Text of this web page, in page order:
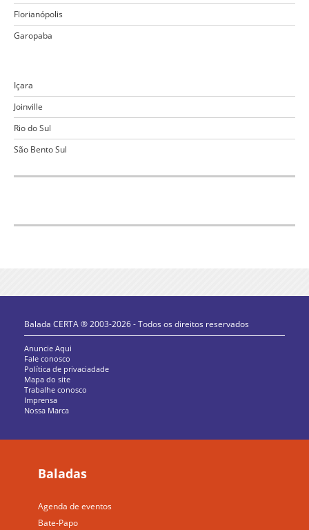
Florianópolis
Garopaba
Içara
Joinville
Rio do Sul
São Bento Sul
Balada CERTA ® 2003-2026 - Todos os direitos reservados
Anuncie Aqui
Fale conosco
Política de privaciadade
Mapa do site
Trabalhe conosco
Imprensa
Nossa Marca
Baladas
Agenda de eventos
Bate-Papo